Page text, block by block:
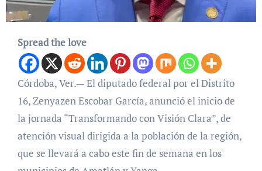
Spread the love
Córdoba, Ver.— El diputado federal por el Distrito
16, Zenyazen Escobar García, anunció el inicio de
la jornada “Transformando con Visión Clara”, de
atención visual dirigida a la población de la región,
que se llevará a cabo este fin de semana en los